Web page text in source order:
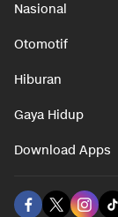
Nasional
Otomotif
Hiburan
Gaya Hidup
Download Apps